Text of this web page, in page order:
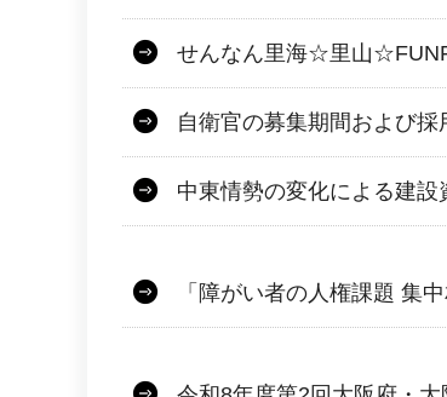
せんなん里海☆里山
自衛官の募集期間および採
中東情勢の変化による建
「障がい者の人権課題 集